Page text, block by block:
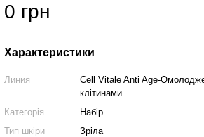
0 грн
Характеристики
Линия
Cell Vitale Anti Age-
клітинами
Категорія
Набір
Тип шкіри
Зріла